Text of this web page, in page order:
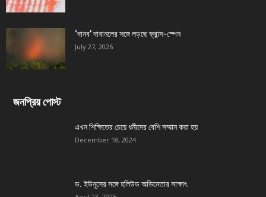
‘দানব’ দাবানলের সঙ্গে লড়ছে ফ্রান্স-স্পেন
July 27, 2026
জনপ্রিয় পোস্ট
এখন শিক্ষিতের চেয়ে ধনীদের বেশি সম্মান করা হয়
December 18, 2024
ড. ইউনূসের সঙ্গে হলিউড অভিনেতার সাক্ষাৎ